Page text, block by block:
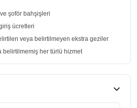
şoför bahşişleri
ücretleri
veya belirtilmeyen ekstra geziler
belirtilmemiş her türlü hizmet